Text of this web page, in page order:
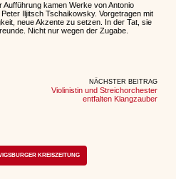
kamen Werke von Antonio
Iljitsch Tschaikowsky. Vorgetragen mit
neue Akzente zu setzen. In der Tat, sie
Nicht nur wegen der Zugabe.
NÄCHSTER BEITRAG
Violinistin und Streichorchester
entfalten Klangzauber
KREISZEITUNG